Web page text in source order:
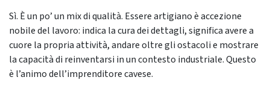
Sì. È un po’ un mix di qualità. Essere artigiano è accezione
nobile del lavoro: indica la cura dei dettagli, significa avere a
cuore la propria attività, andare oltre gli ostacoli e mostrare
la capacità di reinventarsi in un contesto industriale. Questo
è l’animo dell’imprenditore cavese.